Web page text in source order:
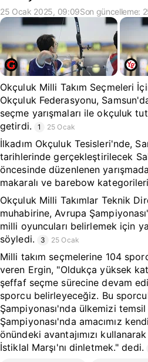
25 Ocak 2025, 09:09Son güncelleme:
Okçuluk Milli Takım Seçmeleri
Okçuluk Federasyonu,
seçme yarışmaları ile okçuluk
getirdi.
1 25 Ocak
İlkadım Okçuluk Tesisleri'nde,
tarihlerinde gerçekleştirilecek
öncesinde düzenlenen
makaralı ve barebow
Okçuluk Milli Takımlar Teknik
muhabirine, Avrupa
milli oyuncuları belirlemek için
söyledi.
3 25 Ocak
Milli takım seçmelerine 104
veren Ergin, "Oldukça yüksek
şeffaf seçme sürecine devam
sporcu belirleyeceğiz. Bu
Şampiyonası'nda ülkemizi
Şampiyonası'nda amacımız
önündeki avantajımızı
İstiklal Marşı'nı dinletmek." dedi.